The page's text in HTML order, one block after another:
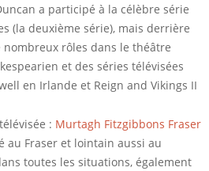
a participé à la célèbre série
(la deuxième série), mais derrière
rôles dans le théâtre
et des séries télévisées
en Irlande et Reign and Vikings II
: Murtagh Fitzgibbons Fraser
au Fraser et lointain aussi au
toutes les situations, également